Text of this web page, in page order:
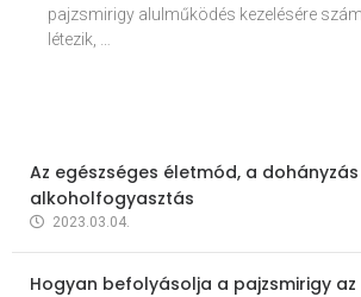
pajzsmirigy alulműködés kezelésére
létezik, …
Az egészséges életmód, a dohányzás
alkoholfogyasztás
2023.03.04.
Hogyan befolyásolja a pajzsmirigy